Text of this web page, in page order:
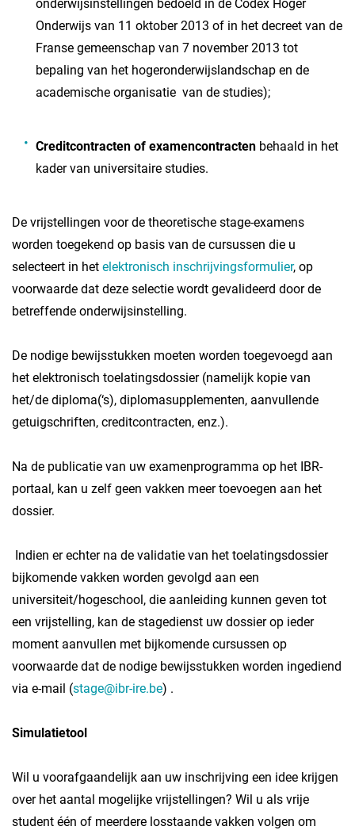
onderwijsinstellingen bedoeld in de Codex Hoger
Onderwijs van 11 oktober 2013 of in het decreet van de
Franse gemeenschap van 7 november 2013 tot
bepaling van het hogeronderwijslandschap en de
academische organisatie van de studies);
Creditcontracten of examencontracten behaald in het
kader van universitaire studies.
De vrijstellingen voor de theoretische stage-examens
worden toegekend op basis van de cursussen die u
selecteert in het elektronisch inschrijvingsformulier, op
voorwaarde dat deze selectie wordt gevalideerd door de
betreffende onderwijsinstelling.
De nodige bewijsstukken moeten worden toegevoegd aan
het elektronisch toelatingsdossier (namelijk kopie van
het/de diploma(‘s), diplomasupplementen, aanvullende
getuigschriften, creditcontracten, enz.).
Na de publicatie van uw examenprogramma op het IBR-
portaal, kan u zelf geen vakken meer toevoegen aan het
dossier.
Indien er echter na de validatie van het toelatingsdossier
bijkomende vakken worden gevolgd aan een
universiteit/hogeschool, die aanleiding kunnen geven tot
een vrijstelling, kan de stagedienst uw dossier op ieder
moment aanvullen met bijkomende cursussen op
voorwaarde dat de nodige bewijsstukken worden ingediend
via e-mail (stage@ibr-ire.be) .
Simulatietool
Wil u voorafgaandelijk aan uw inschrijving een idee krijgen
over het aantal mogelijke vrijstellingen? Wil u als vrije
student één of meerdere losstaande vakken volgen om